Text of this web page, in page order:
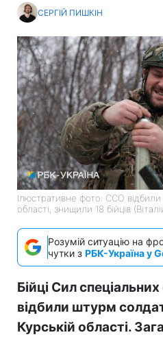
СЕРГІЙ ПИШКІН
Ілюстративне фото: ССО відбили
області, знищили 18 бійців
Розумій ситуацію на
чутки з РБК-Україна у
Бійці Сил
відбили штурм
Курській області.